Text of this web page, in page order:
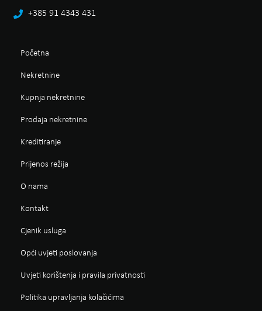
+385 91 4343 431
Početna
Nekretnine
Kupnja nekretnine
Prodaja nekretnine
Kreditiranje
Prijenos režija
O nama
Kontakt
Cjenik usluga
Opći uvjeti poslovanja
Uvjeti korištenja i pravila privatnosti
Politika upravljanja kolačićima